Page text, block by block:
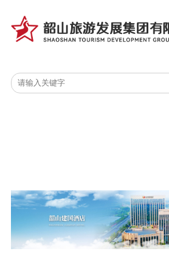
关于韶旅
企业文化
信息公开